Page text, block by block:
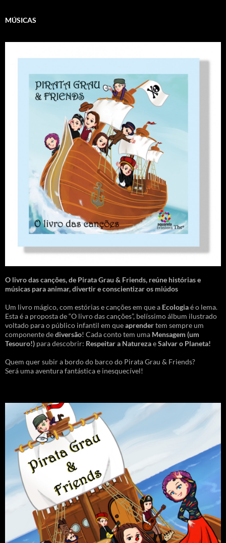
MÚSICAS
O livro das canções,de Pirata Grau & Friends, reúne histórias e
músicas para animar, divertir e conscientizar os miúdos
Um livro mágico, com estórias e canções em que a Ecologiaé o lema.
Esta é a proposta de “O livro das canções”, belíssimo álbum ilustrado
voltado para o público infantil em queaprendertem sempre um
componente dediversão! Cada conto tem uma Mensagem (um
Tesouro!) para descobrir: Respeitar a NaturezaeSalvar o Planeta!
Quem quer subir a bordo do barco do Pirata Grau & Friends?
Será uma aventura fantástica e inesquecível!